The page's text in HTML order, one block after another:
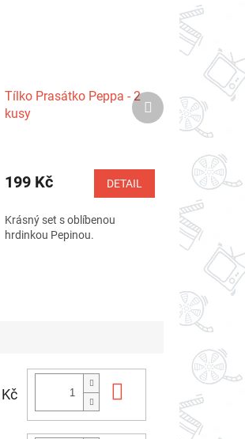
Tílko Prasátko Peppa - 2
kusy
produktu
z
5
199 Kč DETAIL
Krásný set s oblíbenou
hrdinkou Pepinou.
Další
produkt
Do košíku